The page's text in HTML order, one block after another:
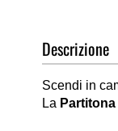
di
immagini
Descrizione
Scendi in
La Partitona